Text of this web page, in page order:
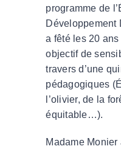
programme de
Développement
a fêté les 20
objectif de
travers d’une
pédagogiques
l’olivier, de la
équitable…).
Madame Monier